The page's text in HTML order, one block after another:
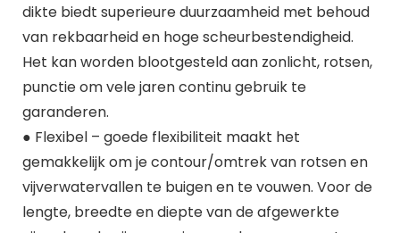
dikte biedt superieure duurzaamheid met behoud
van rekbaarheid en hoge scheurbestendigheid.
Het kan worden blootgesteld aan zonlicht, rotsen,
punctie om vele jaren continu gebruik te
garanderen.
● Flexibel – goede flexibiliteit maakt het
gemakkelijk om je contour/omtrek van rotsen en
vijverwatervallen te buigen en te vouwen. Voor de
lengte, breedte en diepte van de afgewerkte